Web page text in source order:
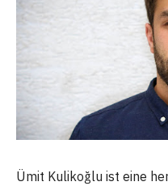
Ümit Kulikoğlu ist eine